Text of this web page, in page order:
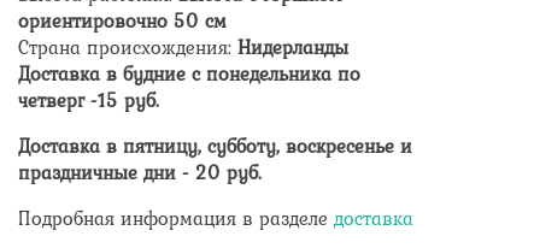
ориентировочно 50 см
Страна происхождения: Нидерланды
Доставка в будние с понедельника по
четверг -15 руб.
Доставка в пятницу, субботу, воскресенье и
праздничные дни - 20 руб.
Подробная информация в разделе доставка